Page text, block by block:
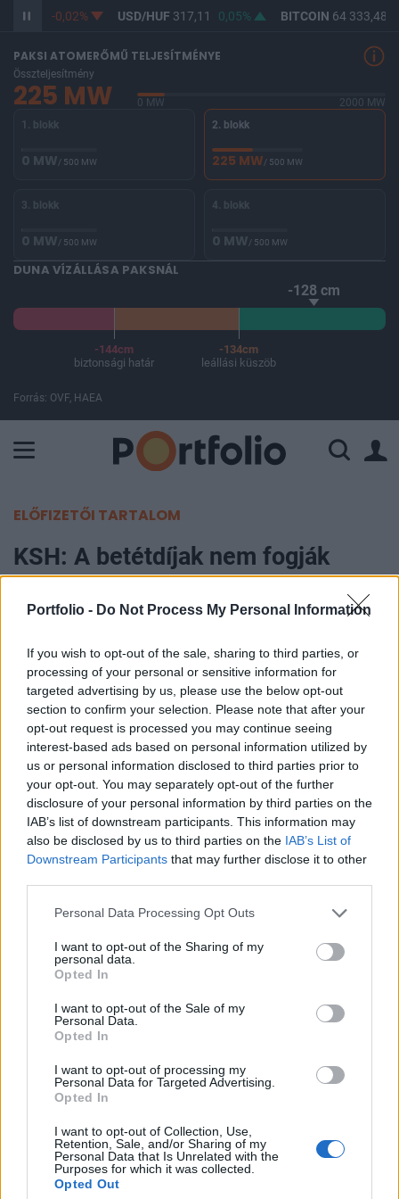
Portfolio - Do Not Process My Personal Information
If you wish to opt-out of the sale, sharing to third parties, or
processing of your personal or sensitive information for
targeted advertising by us, please use the below opt-out
section to confirm your selection. Please note that after your
opt-out request is processed you may continue seeing
interest-based ads based on personal information utilized by
us or personal information disclosed to third parties prior to
your opt-out. You may separately opt-out of the further
disclosure of your personal information by third parties on the
IAB’s list of downstream participants. This information may
also be disclosed by us to third parties on the IAB’s List of
Downstream Participants that may further disclose it to other
Personal Data Processing Opt Outs
I want to opt-out of the Sharing of my
personal data.
Opted In
I want to opt-out of the Sale of my
Personal Data.
Opted In
I want to opt-out of processing my
Personal Data for Targeted Advertising.
Opted In
I want to opt-out of Collection, Use,
Retention, Sale, and/or Sharing of my
Personal Data that Is Unrelated with the
Purposes for which it was collected.
Opted Out
365,34 -0,02% USD/HUF317,11 0,05% BITCOIN64 333,48
PAKSI ATOMERŐMŰ TELJESÍTMÉNYE
Összteljesítmény
225 MW 0 MW
2000 MW
1. blokk
0 MW/ 500 MW
2. blokk
225 MW/ 500 MW
3. blokk
0 MW/ 500 MW
4. blokk
0 MW/ 500 MW
DUNA VÍZÁLLÁSA PAKSNÁL
-128 cm
-144cm
biztonsági határ
-134cm
leállási küszöb
Forrás: OVF, HAEA
ELŐFIZETŐI TARTALOM
KSH: A betétdíjak nem fogják
emelni az inflációs mutatót
2024. január 12. 10:30
Sajtótájékoztatót tartott a Központi Statisztikai
Hivatal a 2023-as inflációs adatok mai
megjelenése alkalmából. A KSH újra kiállt az
utóbbi hónapokban sokat bírált rezsielszámolási
módszertana mellett, és jelezte, hogy az uniós
statisztikai hivatal, az Eurostat nem talált
kivetnivalót a hazai módszertanban.
mondta áttekintő előadásában Cseh Tímea, a nemzeti
számlánk főosztályának vezetője. 960 reprezentáns áru és
szolgáltatás árát figyeli a KSH, átlagosan 60-80 darab
árfelírás alapján. A főosztályvezető ismertette a 2023-as
inflációs tendenciákat...
KEDVES OLVASÓNK!
A keresett cikk a portfolio.hu hírarchívumához
regisztrációhoz kötött.
Az előfizetés a következőket tartalmazza:
Portfolio.hu teljes cikkarchívum